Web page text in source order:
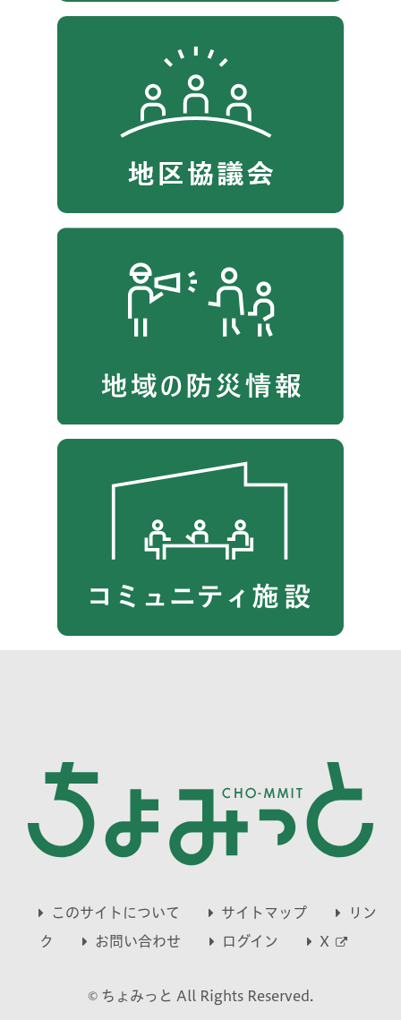
このサイトについて サイトマップ
リン
ク
お問い合わせ ログイン X
別
© ちょみっと All Rights Reserved.